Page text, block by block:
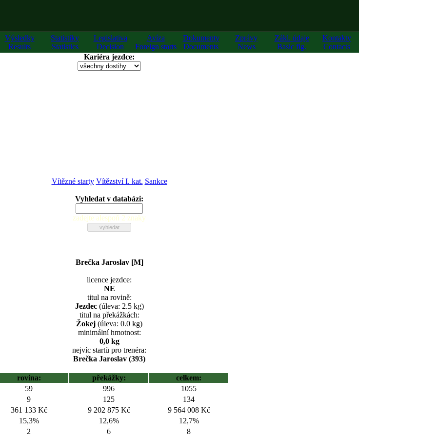
Výsledky
Results
Statistiky
Statistics
Legislativa
Decision
Avíza
Foreign starts
Dokumenty
Documents
Zprávy
News
Zákl. údaje
Basic fig.
Kontakty
Contacts
Kariéra jezdce:
Vítězné starty Vítězství I. kat. Sankce
Vyhledat v databázi:
zadejte alespoň 2 znaky
Brečka Jaroslav [M]
licence jezdce:
NE
titul na rovině:
Jezdec(úleva: 2.5 kg)
titul na překážkách:
Žokej (úleva: 0.0 kg)
minimální hmotnost:
0,0 kg
nejvíc startů pro trenéra:
Brečka Jaroslav (393)
rovina: překážky:
celkem:
59 996
1055
9 125
134
361 133 Kč 9 202 875 Kč
9 564 008 Kč
15,3% 12,6%
12,7%
2 6 8